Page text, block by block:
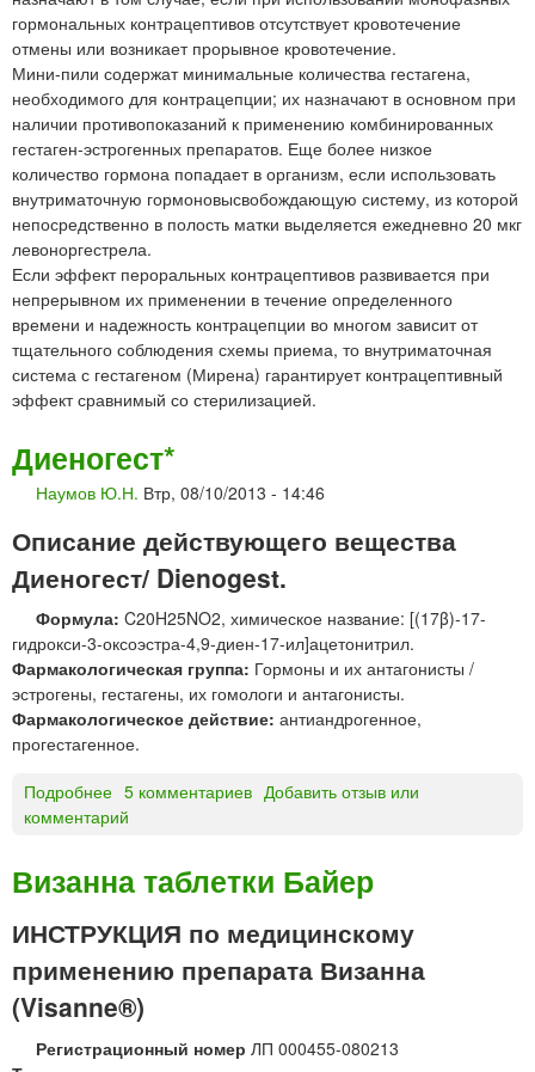
гормональных контрацептивов отсутствует кровотечение
отмены или возникает прорывное кровотечение.
Мини-пили содержат минимальные количества гестагена,
необходимого для контрацепции; их назначают в основном при
наличии противопоказаний к применению комбинированных
гестаген-эстрогенных препаратов. Еще более низкое
количество гормона попадает в организм, если использовать
внутриматочную гормоновысвобождающую систему, из которой
непосредственно в полость матки выделяется ежедневно 20 мкг
левоноргестрела.
Если эффект пероральных контрацептивов развивается при
непрерывном их применении в течение определенного
времени и надежность контрацепции во многом зависит от
тщательного соблюдения схемы приема, то внутриматочная
система с гестагеном (Мирена) гарантирует контрацептивный
эффект сравнимый со стерилизацией.
Диеногест*
Наумов Ю.Н. Втр, 08/10/2013 - 14:46
Описание действующего вещества
Диеногест/ Dienogest.
Формула: C20H25NO2, химическое название: [(17β)-17-
гидрокси-3-оксоэстра-4,9-диен-17-ил]ацетонитрил.
Фармакологическая группа: Гормоны и их антагонисты /
эстрогены, гестагены, их гомологи и антагонисты.
Фармакологическое действие: антиандрогенное,
прогестагенное.
Подробнее
Д
н
г
е
т
*
5 комментариев Добавить отзыв или
комментарий
Визанна таблетки Байер
ИНСТРУКЦИЯ по медицинскому
применению препарата Визанна
(Visanne®)
Регистрационный номер ЛП 000455-080213